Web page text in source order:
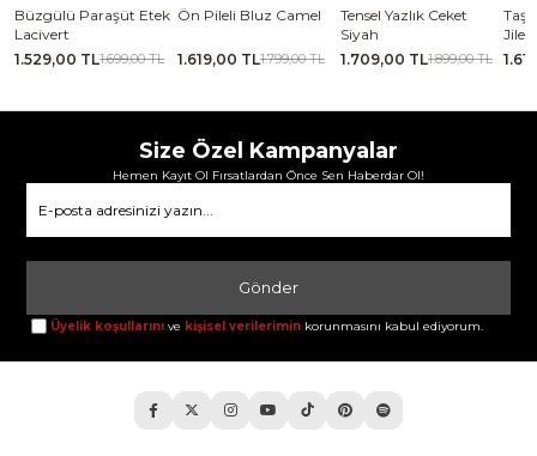
Büzgülü Paraşüt Etek
Lacivert
1.529,00 TL1.699,00 TL
Ön Pileli Bluz Camel
1.619,00 TL1.799,00 TL
Tensel Yazlık Ceket
Siyah
1.709,00 TL1.899,00 TL
Jile
Size Özel Kampanyalar
Hemen Kayıt Ol Fırsatlardan Önce Sen Haberdar Ol!
Gönder
Üyelik koşullarını ve kişisel verilerimin korunmasını kabul ediyorum.